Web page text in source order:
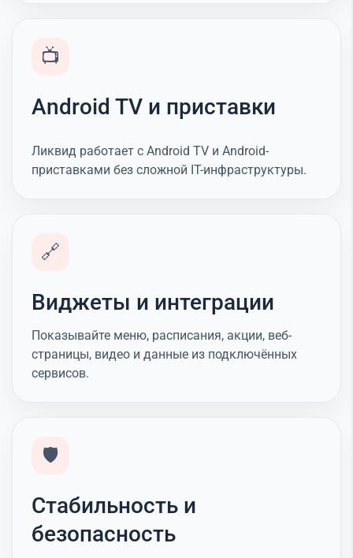
📺
Android TV и приставки
Ликвид работает с Android TV и Android-
приставками без сложной IT-инфраструктуры.
🔗
Виджеты и интеграции
Показывайте меню, расписания, акции, веб-
страницы, видео и данные из подключённых
сервисов.
🛡️
Стабильность и
безопасность